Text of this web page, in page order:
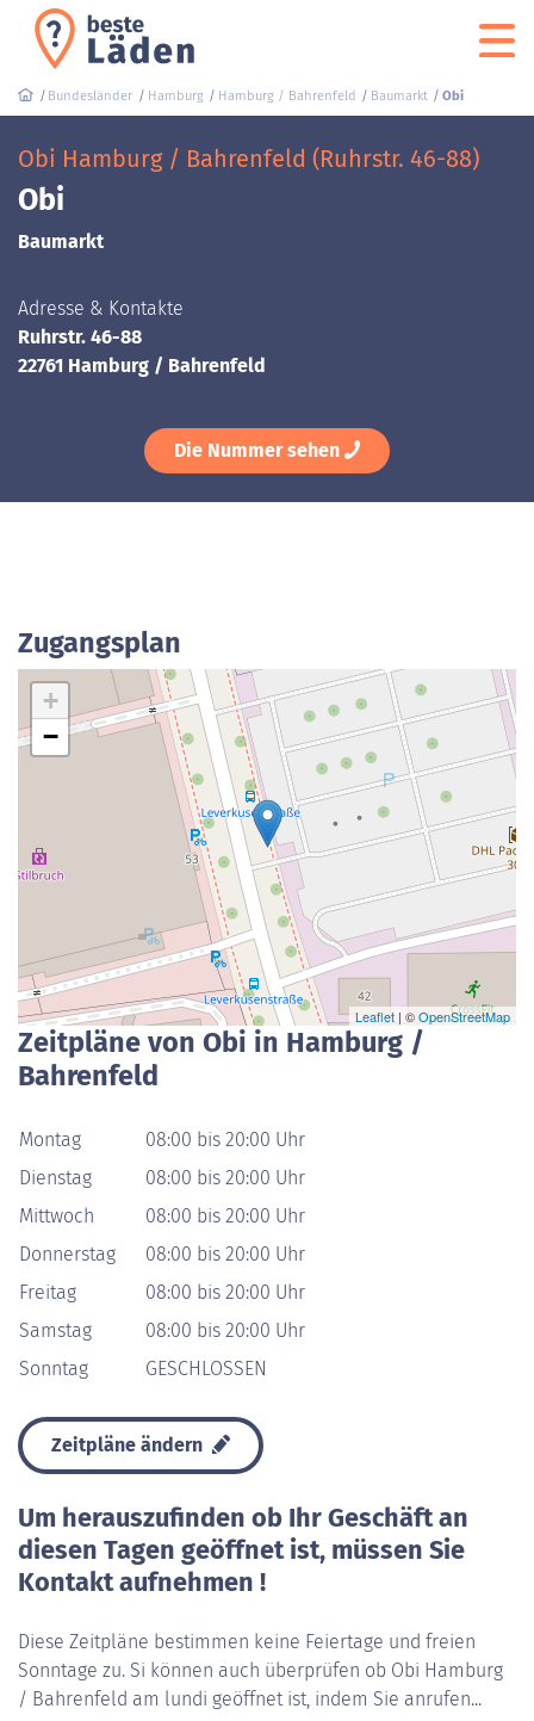
Bundesländer Hamburg Hamburg / Bahrenfeld Baumarkt Obi
Obi Hamburg / Bahrenfeld (Ruhrstr. 46-88)
Obi
Baumarkt
Adresse & Kontakte
Ruhrstr. 46-88
22761 Hamburg / Bahrenfeld
Die Nummer sehen
Zugangsplan
+
−
Leaflet | ©OpenStreetMap
Zeitpläne von Obi in Hamburg /
Bahrenfeld
Montag
08:00 bis 20:00 Uhr
Dienstag
08:00 bis 20:00 Uhr
Mittwoch
08:00 bis 20:00 Uhr
Donnerstag
08:00 bis 20:00 Uhr
Freitag
08:00 bis 20:00 Uhr
Samstag
08:00 bis 20:00 Uhr
Sonntag
GESCHLOSSEN
Zeitpläne ändern
Um herauszufinden ob Ihr Geschäft an
diesen Tagen geöffnet ist, müssen Sie
Kontakt aufnehmen !
Diese Zeitpläne bestimmen keine Feiertage und freien
Sonntage zu. Si können auch überprüfen ob Obi Hamburg
/ Bahrenfeld am lundi geöffnet ist, indem Sie anrufen...